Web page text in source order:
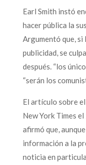
Earl Smith instó
hacer pública la
Argumentó que, si
publicidad, se
después. “los
“serán los
El artículo sobre
New York Times
afirmó que,
información a la
noticia en